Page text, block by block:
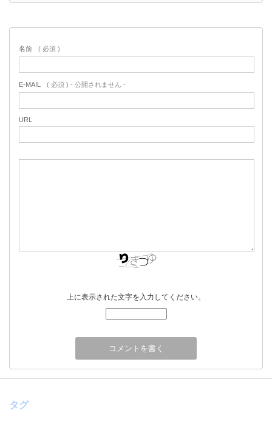
名前 ( 必須 )
E-MAIL ( 必須 ) - 公開されません -
URL
上に表示された文字を入力してください。
タグ